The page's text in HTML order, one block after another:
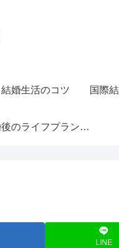
結婚生活のコツ
結婚後のライフプランと将来設計
LINE